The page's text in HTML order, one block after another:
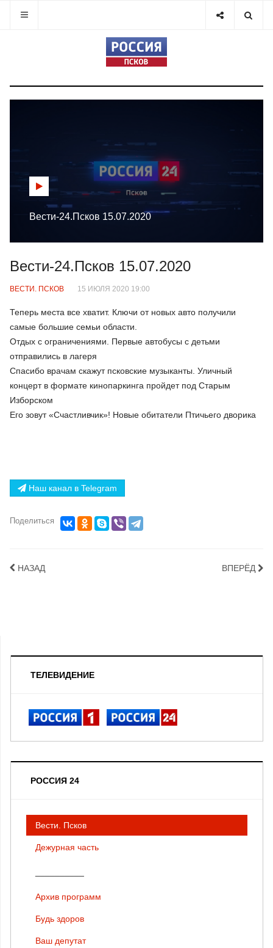
Вести-24.Псков 15.07.2020
Вести-24.Псков 15.07.2020
ВЕСТИ. ПСКОВ 15 ИЮЛЯ 2020 19:00
Теперь места все хватит. Ключи от новых авто получили
самые большие семьи области.
Отдых с ограничениями. Первые автобусы с детьми
отправились в лагеря
Спасибо врачам скажут псковские музыканты. Уличный
концерт в формате кинопаркинга пройдет под Старым
Изборском
Его зовут «Счастливчик»! Новые обитатели Птичьего дворика
Наш канал в Telegram
Поделиться
НАЗАД ВПЕРЁД
ТЕЛЕВИДЕНИЕ
РОССИЯ 24
Вести. Псков
Дежурная часть
Архив программ
Будь здоров
Ваш депутат